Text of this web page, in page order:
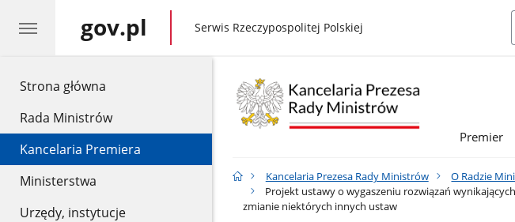
Strona główna
Rada Ministrów
Kancelaria Premiera
Ministerstwa
Urzędy, instytucje
gov.pl gov.pl
Serwis Rzeczypospolitej Polskiej
Premier
Kancelaria Prezesa Rady Ministrów O Radzie
Projekt ustawy o wygaszeniu rozwiązań
zmianie niektórych innych ustaw